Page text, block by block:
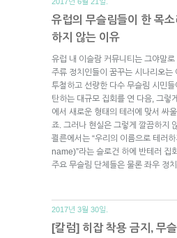
유럽의 무슬림들이 한 목
하지 않는 이유
유럽 내 이슬람 커뮤니티는 그야말로
주류 정치인들이 꿈꾸는 시나리오는
투철하고 선량한 다수 무슬림 시민
탄하는 대규모 집회를 연 다음, 그렇
에서 새로운 형태의 테러에 맞서 싸
죠. 그러나 현실은 그렇게 깔끔하지
쾰른에서는 “우리의 이름으로 테러
name)”라는 슬로건 하에 반테러 집
주요 무슬림 단체들은 물론 좌우 정
2017년 3월 30일.
[칼럼] 히잡 착용 금지, 무